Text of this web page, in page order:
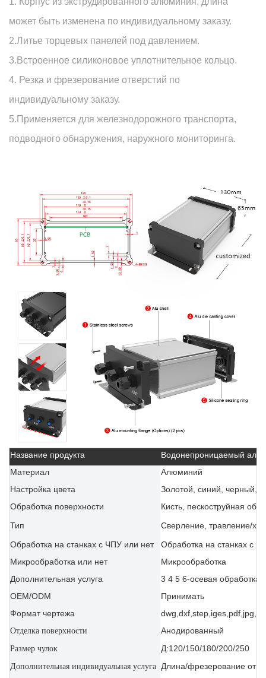
может быть изменена по индивидуальному заказу.
2.Литье торцевых панелей под давлением.
3.Встроенное силиконовое уплотнительное кольцо.
4. Резка и фрезерование отверстий по
индивидуальному заказу.
5.Применяется для железнодорожного транспорта,
подводного обнаружения, наружного мониторинга.
Название продукта
Водонепроницаемый
Материал
Алюминий
Настройка цвета
Золотой, синий, черный,
Обработка поверхности
Кисть, пескоструйная
Тип
Сверление, травление/
Обработка на станках с ЧПУ или нет
Обработка на станках с
Микрообработка или нет
Микрообработка
Дополнительная услуга
3 4 5 6-осевая обработка
OEM/ODM
Принимать
Формат чертежа
Отделка поверхности Анодированный
Размер чулок Д:120/150/180/200/250
Дополнительная индивидуальная услуга Длина/фрезерование